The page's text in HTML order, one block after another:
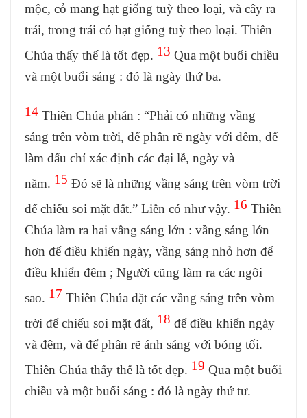
mộc, cỏ mang hạt giống tuỳ theo loại, và cây ra
trái, trong trái có hạt giống tuỳ theo loại. Thiên
Chúa thấy thế là tốt đẹp. 13 Qua một buổi chiều
và một buổi sáng : đó là ngày thứ ba.
14 Thiên Chúa phán : “Phải có những vầng
sáng trên vòm trời, để phân rẽ ngày với đêm, để
làm dấu chỉ xác định các đại lễ, ngày và
năm. 15 Đó sẽ là những vầng sáng trên vòm trời
để chiếu soi mặt đất.” Liền có như vậy. 16 Thiên
Chúa làm ra hai vầng sáng lớn : vầng sáng lớn
hơn để điều khiển ngày, vầng sáng nhỏ hơn để
điều khiển đêm ; Người cũng làm ra các ngôi
sao. 17 Thiên Chúa đặt các vầng sáng trên vòm
trời để chiếu soi mặt đất, 18 để điều khiển ngày
và đêm, và để phân rẽ ánh sáng với bóng tối.
Thiên Chúa thấy thế là tốt đẹp. 19 Qua một buổi
chiều và một buổi sáng : đó là ngày thứ tư.